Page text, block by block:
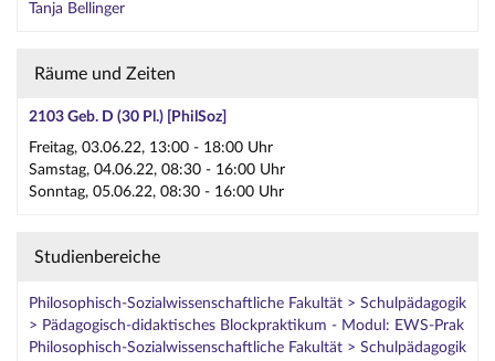
Tanja Bellinger
Räume und Zeiten
2103 Geb. D (30 Pl.) [PhilSoz]
Freitag, 03.06.22, 13:00 - 18:00 Uhr
Samstag, 04.06.22, 08:30 - 16:00 Uhr
Sonntag, 05.06.22, 08:30 - 16:00 Uhr
Studienbereiche
Philosophisch-Sozialwissenschaftliche Fakultät > Schulpädagogik
> Pädagogisch-didaktisches Blockpraktikum - Modul: EWS-Prak
Philosophisch-Sozialwissenschaftliche Fakultät > Schulpädagogik